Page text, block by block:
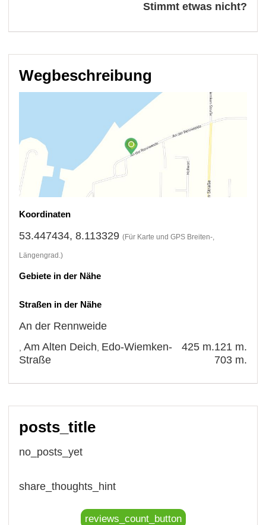
Stimmt etwas nicht?
Wegbeschreibung
Koordinaten
53.447434, 8.113329 (Für Karte und GPS Breiten-,
Längengrad.)
Gebiete in der Nähe
Straßen in der Nähe
An der Rennweide
121 m.
,Am Alten Deich 425 m.
Edo-Wiemken-
Straße
703 m.
posts_title
no_posts_yet
share_thoughts_hint
reviews_count_button